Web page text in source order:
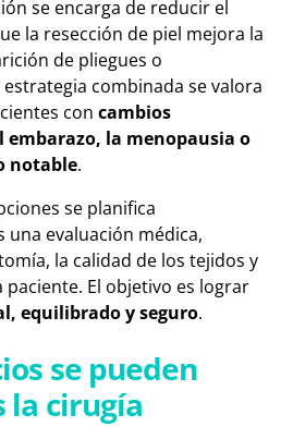
se encarga de reducir el
la resección de piel mejora la
de pliegues o
combinada se valora
con cambios
la menopausia o
notable.
se planifica
evaluación médica,
la calidad de los tejidos y
paciente. El objetivo es lograr
equilibrado y seguro.
se pueden
la cirugía